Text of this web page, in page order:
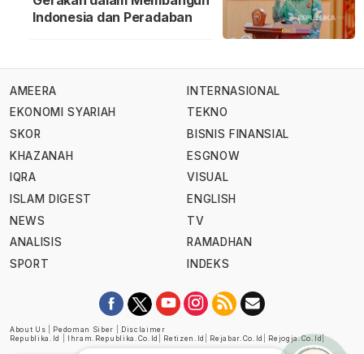
Indonesia dan Peradaban
AMEERA
EKONOMI SYARIAH
SKOR
KHAZANAH
IQRA
ISLAM DIGEST
NEWS
ANALISIS
SPORT
INTERNASIONAL
TEKNO
BISNIS FINANSIAL
ESGNOW
VISUAL
ENGLISH
TV
RAMADHAN
INDEKS
About Us Pedoman Siber
Disclaimer
Republika.id
Ihram.republika.co.id Retizen.id Rejabar.co.id Rejogja.co.id